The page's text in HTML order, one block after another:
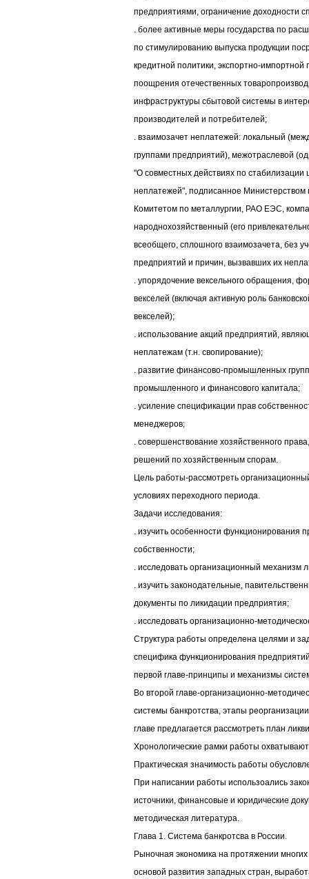
предприятиями, ограничение доходности
. более активные меры государства по
по стимулированию выпуска продукции
кредитной политики, экспортно-импортной
поощрения отечественных
инфраструктуры сбытовой системы в
производителей и потребителей;
. взаимозачет неплатежей: локальный
группами предприятий), межотраслевой
"О совместных действиях по
неплатежей", подписанное
Комитетом по металлургии, РАО ЕЭС,
народнохозяйственный (его
всеобщего, сплошного взаимозачета, без
предприятий и причин, вызвавших их
. упорядочение вексельного обращения,
векселей (включая активную роль
векселей);
. использование акций предприятий,
неплатежам (т.н. свопирование);
. развитие финансово-промышленных
промышленного и финансового капитала;
. усиление спецификации прав
менеджеров;
. совершенствование хозяйственного
решений по хозяйственным спорам.
Цель работы-рассмотреть
условиях переходного периода.
Задачи исследования:
. изучить особенности функционирования
собственности;
. исследовать организационный механизм
. изучить законодательные,
документы по ликидации предприятия;
. исследовать организационно-
Структура работы определена целями и
специфика функционирования
первой главе-принципы и механизмы
Во второй главе-организационно-
системы банкротства, этапы
главе предлагается рассмотреть план
Хронологические рамки работы
Практическая значимость работы
При написании работы использоались
источники, финансовые и юридические
методическая литература.
Глава 1. Система банкротсва в России.
Рыночная экономика на протяжении
основой развития западных стран,